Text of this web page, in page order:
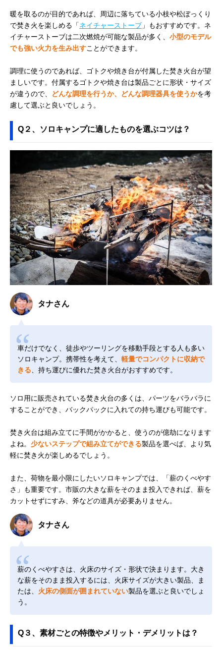
暖を取るのが目的であれば、周辺に落ちている小枝や松ぼっくり
で焚き火を楽しめる「ネイチャーストーブ 」もおすすめです。ネ
イチャーストーブは二次燃焼が可能な製品が多く、 小型のモデル
でも強い火力を生み出すことができます。
調理に使うのであれば、ゴトクや焼き台が付属した焚き火台が望
ましいです。付属するゴトクや焼き台は製品ごとに形状・サイズ
が違うので、
どんな調理を行うか、どんな調理器具を使うかを考
慮して選ぶと良いでしょう。
Q２、ソロキャンプに適したものを選ぶコツは？
タナさん
車だけでなく、徒歩やツーリングを移動手段とする人も多い
ソロキャンプ。携帯性を考えて、 軽量でコンパクトに収納で
きる 、持ち運びに優れた焚き火台がおすすめです。
ソロ用に販売されている焚き火台の多くは、パーツをバラバラに
することができ、バックパックに入れての持ち運びも可能です。
焚き火台は組み立てに手間がかかると、使うのが億劫になります
よね。 少ないステップで組み立てができる製品を選べば、より気
軽に焚き火が楽しめるでしょう。
また、荷物を最小限にしたいソロキャンプでは、「薪のくべやす
さ」も重要です。市販の大きな薪をそのまま投入できれば、薪を
カットせずにすみ、斧などの道具が必要ありません。
タナさん
薪のくべやすさは、火床のサイズ・形状で決まります。大き
な薪をそのまま投入するには、火床サイズが大きい製品、ま
たは、 火床の側面が囲まれていない製品を選ぶと良いでしょ
う。
Q３、素材ごとの特徴やメリット・デメリットは？